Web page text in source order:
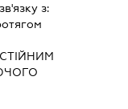
з: